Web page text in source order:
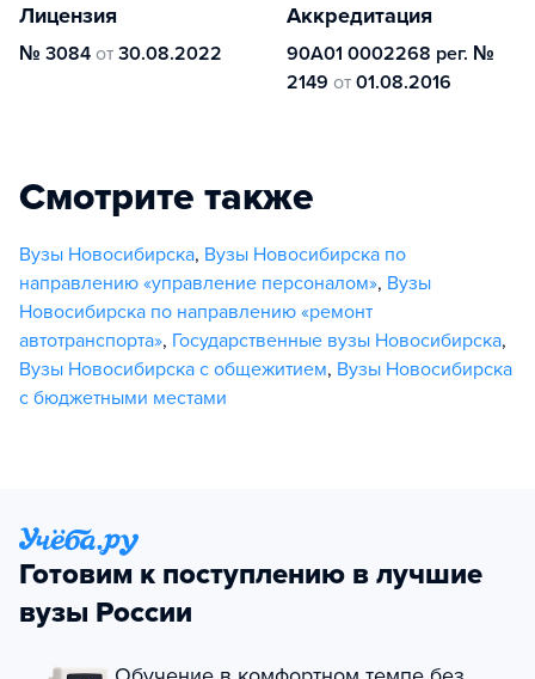
Лицензия
№ 3084 от 30.08.2022
Аккредитация
90А01 0002268 рег. №
2149 от 01.08.2016
Смотрите также
Вузы Новосибирска, Вузы Новосибирска по
направлению «управление персоналом», Вузы
Новосибирска по направлению «ремонт
автотранспорта», Государственные вузы Новосибирска,
Вузы Новосибирска с общежитием, Вузы Новосибирска
с бюджетными местами
Готовим к поступлению в лучшие
вузы России